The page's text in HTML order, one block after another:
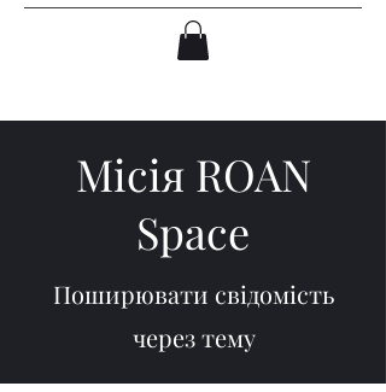
Місія ROAN
Space
Поширювати свідомість
через тему